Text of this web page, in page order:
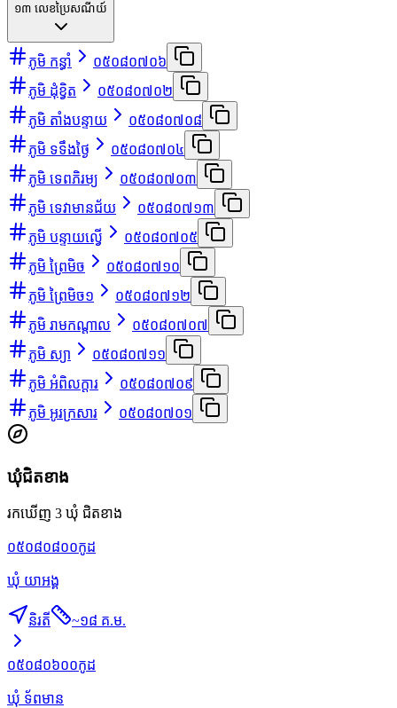
១៣ លេខប្រៃសណីយ៍
ភូមិ កន្ធាំ
០៥០៨០៧០៦
ភូមិ ដុំខ្វិត
០៥០៨០៧០២
ភូមិ តាំងបន្ទាយ
០៥០៨០៧០៨
ភូមិ ទទឹងថ្ងៃ
០៥០៨០៧០៤
ភូមិ ទេពភិរម្យ
០៥០៨០៧០៣
ភូមិ ទេវាមានជ័យ
០៥០៨០៧១៣
ភូមិ បន្ទាយល្វើ
០៥០៨០៧០៥
ភូមិ ព្រៃមិច
០៥០៨០៧១០
ភូមិ ព្រៃមិច១
០៥០៨០៧១២
ភូមិ រាមកណ្ដាល
០៥០៨០៧០៧
ភូមិ ស្យា
០៥០៨០៧១១
ភូមិ អំពិលក្ដារ
០៥០៨០៧០៩
ភូមិ អូរក្រសារ
០៥០៨០៧០១
ឃុំជិតខាង
រកឃើញ 3 ឃុំ ជិតខាង
០៥០៨០៨០០កូដ
ឃុំ យាអង្គ
និរតី ~១៨ គ.ម.
០៥០៨០៦០០កូដ
ឃុំ ទ័ពមាន